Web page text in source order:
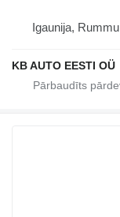
Igaunija, Rummu
KB AUTO EESTI OÜ